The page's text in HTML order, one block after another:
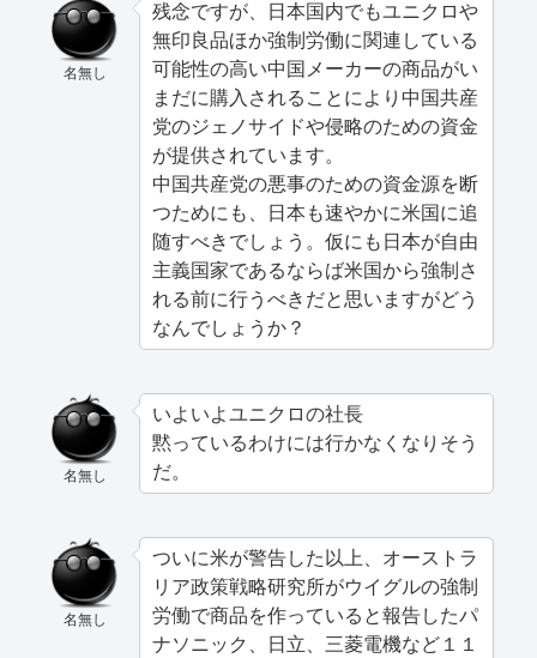
名無し
残念ですが、日本国内でもユニクロや
無印良品ほか強制労働に関連している
可能性の高い中国メーカーの商品がい
まだに購入されることにより中国共産
党のジェノサイドや侵略のための資金
が提供されています。
中国共産党の悪事のための資金源を断
つためにも、日本も速やかに米国に追
随すべきでしょう。仮にも日本が自由
主義国家であるならば米国から強制さ
れる前に行うべきだと思いますがどう
なんでしょうか？
名無し
いよいよユニクロの社長
黙っているわけには行かなくなりそう
だ。
名無し
ついに米が警告した以上、オーストラ
リア政策戦略研究所がウイグルの強制
労働で商品を作っていると報告したパ
ナソニック、日立、三菱電機など１１